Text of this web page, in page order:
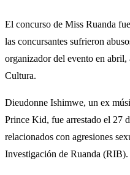
El concurso de Miss Ruanda
las concursantes sufrieron
organizador del evento en
Cultura.
Dieudonne Ishimwe, un ex
Prince Kid, fue arrestado el 27
relacionados con agresiones
Investigación de Ruanda (RIB).